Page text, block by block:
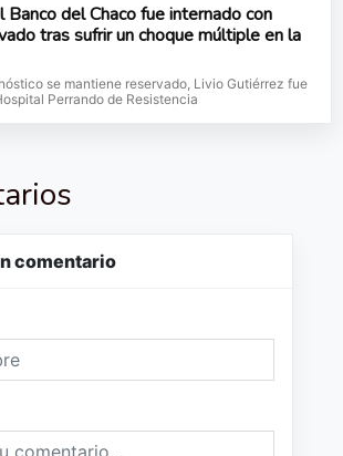
del Chaco fue internado con
tras sufrir un choque múltiple en la
se mantiene reservado, Livio Gutiérrez fue
Perrando de Resistencia
comentario